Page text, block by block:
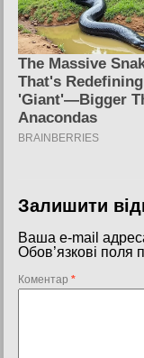
Залишити
Ваша e-mail
Обов’язкові поля
Коментар *